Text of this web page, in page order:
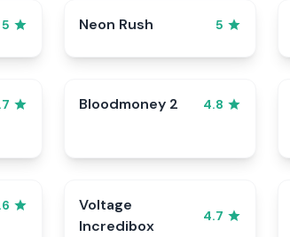
5 Neon Rush 5
Bloodmoney 2 4.8
Voltage
Incredibox
4.7